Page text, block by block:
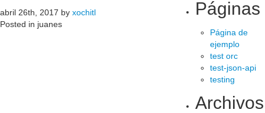
abril 26th, 2017 by xochitl
Posted in juanes
Páginas
Página de
ejemplo
test orc
test-json-api
testing
Archivos